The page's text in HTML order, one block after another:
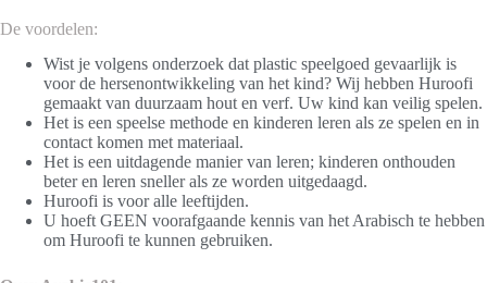
De voordelen:
Wist je volgens onderzoek dat plastic speelgoed gevaarlijk is
voor de hersenontwikkeling van het kind? Wij hebben Huroofi
gemaakt van duurzaam hout en verf. Uw kind kan veilig spelen.
Het is een speelse methode en kinderen leren als ze spelen en in
contact komen met materiaal.
Het is een uitdagende manier van leren; kinderen onthouden
beter en leren sneller als ze worden uitgedaagd.
Huroofi is voor alle leeftijden.
U hoeft GEEN voorafgaande kennis van het Arabisch te hebben
om Huroofi te kunnen gebruiken.